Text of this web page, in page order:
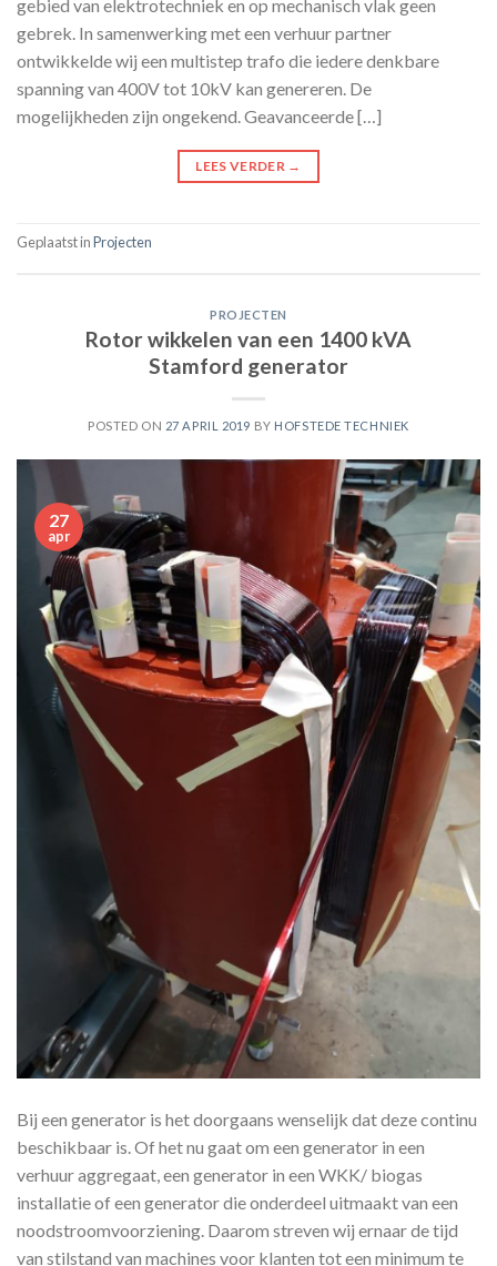
gebied van elektrotechniek en op mechanisch vlak geen
gebrek. In samenwerking met een verhuur partner
ontwikkelde wij een multistep trafo die iedere denkbare
spanning van 400V tot 10kV kan genereren. De
mogelijkheden zijn ongekend. Geavanceerde […]
LEES VERDER →
Geplaatst inProjecten
PROJECTEN
Rotor wikkelen van een 1400 kVA
Stamford generator
POSTED ON 27 APRIL 2019 BY HOFSTEDE TECHNIEK
27
apr
Bij een generator is het doorgaans wenselijk dat deze continu
beschikbaar is. Of het nu gaat om een generator in een
verhuur aggregaat, een generator in een WKK/ biogas
installatie of een generator die onderdeel uitmaakt van een
noodstroomvoorziening. Daarom streven wij ernaar de tijd
van stilstand van machines voor klanten tot een minimum te